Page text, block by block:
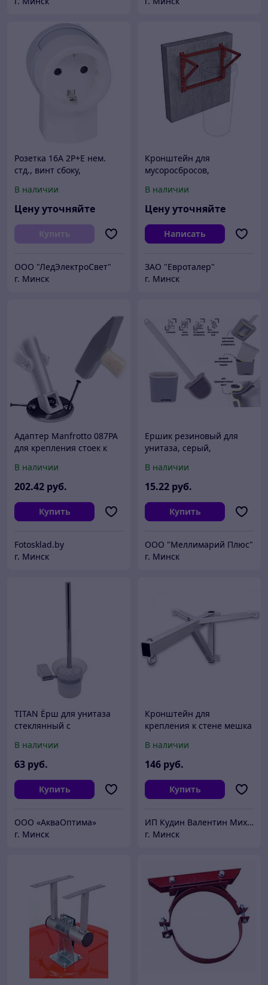
Розетка 16А 2Р+Е нем.
стд., винт сбоку,
к стене, пластик, белый
В наличии
Цену уточняйте
Купить
ООО "ЛедЭлектроСвет"
г. Минск
Кронштейн для
мусоросбросов,
В наличии
Цену уточняйте
Написать
ЗАО "Евроталер"
г. Минск
Адаптер Manfrotto 087PA
для крепления стоек к
В наличии
202.42 руб.
Купить
Fotosklad.by
г. Минск
Ершик резиновый для
унитаза, серый,
комплекте липкая лента
для крепления к стене.)
В наличии
15.22 руб.
Купить
ООО "Меллимарий Плюс"
г. Минск
TITAN Ёрш для унитаза
стеклянный с
77162
В наличии
63 руб.
Купить
ООО «АкваОптима»
г. Минск
Кронштейн для
крепления к стене мешка
арт. А-4
В наличии
146 руб.
Купить
ИП Кудин Валентин Михайлович
г. Минск